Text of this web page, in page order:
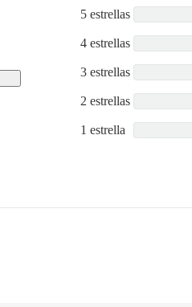
5 estrellas
4 estrellas
3 estrellas
2 estrellas
1 estrella